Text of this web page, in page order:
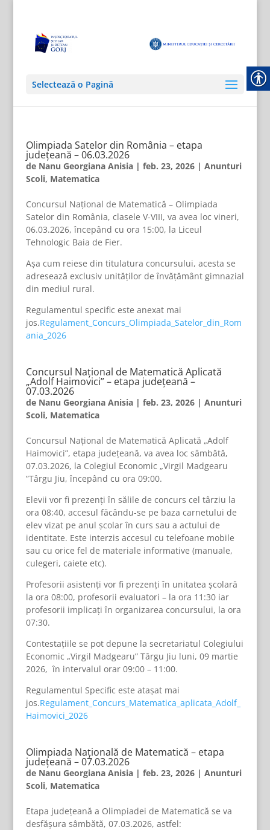
Selectează o Pagină
Olimpiada Satelor din România – etapa
județeană – 06.03.2026
de Nanu Georgiana Anisia| feb. 23, 2026| Anunturi
Scoli, Matematica
Concursul Național de Matematică – Olimpiada
Satelor din România, clasele V-VIII, va avea loc vineri,
06.03.2026, începând cu ora 15:00, la Liceul
Tehnologic Baia de Fier.
Așa cum reiese din titulatura concursului, acesta se
adresează exclusiv unităților de învățământ gimnazial
din mediul rural.
Regulamentul specific este anexat mai
jos.Regulament_Concurs_Olimpiada_Satelor_din_Rom
ania_2026
Concursul Național de Matematică Aplicată
„Adolf Haimovici” – etapa județeană –
07.03.2026
de Nanu Georgiana Anisia| feb. 23, 2026| Anunturi
Scoli, Matematica
Concursul Național de Matematică Aplicată „Adolf
Haimovici”, etapa județeană, va avea loc sâmbătă,
07.03.2026, la Colegiul Economic „Virgil Madgearu
”Târgu Jiu, începând cu ora 09:00.
Elevii vor fi prezenți în sălile de concurs cel târziu la
ora 08:40, accesul făcându-se pe baza carnetului de
elev vizat pe anul școlar în curs sau a actului de
identitate. Este interzis accesul cu telefoane mobile
sau cu orice fel de materiale informative (manuale,
culegeri, caiete etc).
Profesorii asistenți vor fi prezenți în unitatea școlară
la ora 08:00, profesorii evaluatori – la ora 11:30 iar
profesorii implicați în organizarea concursului, la ora
07:30.
Contestațiile se pot depune la secretariatul Colegiului
Economic „Virgil Madgearu” Târgu Jiu luni, 09 martie
2026, în intervalul orar 09:00 – 11:00.
Regulamentul Specific este atașat mai
jos.Regulament_Concurs_Matematica_aplicata_Adolf_
Haimovici_2026
Olimpiada Națională de Matematică – etapa
județeană – 07.03.2026
de Nanu Georgiana Anisia| feb. 23, 2026| Anunturi
Scoli, Matematica
Etapa județeană a Olimpiadei de Matematică se va
desfășura sâmbătă, 07.03.2026, astfel: